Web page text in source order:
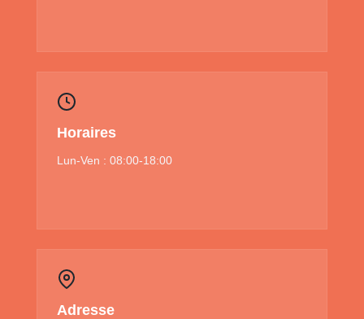
Horaires
Lun-Ven : 08:00-18:00
Adresse